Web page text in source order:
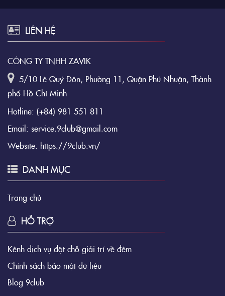
LIÊN HỆ
CÔNG TY TNHH ZAVIK
5/10 Lê Quý Đôn, Phường 11, Quận Phú Nhuận, Thành
phố Hồ Chí Minh
Hotline: (+84) 981 551 811
Email: service.9club@gmail.com
Website: https://9club.vn/
DANH MỤC
Trang chủ
HỖ TRỢ
Kênh dịch vụ đặt chỗ giải trí về đêm
Chính sách bảo mật dữ liệu
Blog 9club